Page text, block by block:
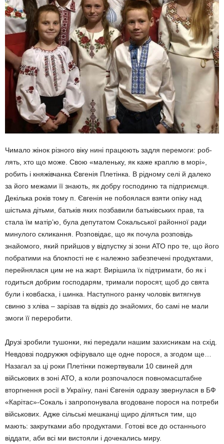
Чимало жінок різного віку нині працюють задля перемоги: роб­
лять, хто що може. Свою «малень­ку, як каже краплю в морі»,
робить і кня­жівчанка Євгенія Плетінка. В рідно­му селі й далеко
за його ме­жами її знають, як добру господиню та під­приємця.
Декілька років тому п. Єв­генія не побоялася взяти опіку над
шістьма дітьми, батьків яких позба­вили батьківських прав, та
стала їм матір’ю, була депутатом Сокальсь­кої районної ради
мину­лого скли­кання. Розповідає, що як почула розповідь
знайомого, який прийшов у відпустку зі зони АТО про те, що його
побратими на блокпості не є належно забезпечені продуктами,
перейнялася цим не на жарт. Вирі­шила їх підтримати, бо як і
годиться добрим господа­рям, тримали поро­сят, щоб до свя­та
були і ковбаска, і шинка. Наступ­ного ранку чоловік витягнув
свиню з хліва – зарізав та відвіз до зна­йомих, бо самі не мали
змоги її переробити.
Друзі зробили тушонки, які пере­дали нашим захисникам на схід.
Невдовзі подружжя офірувало ще одне порося, а згодом ще…
Наза­гал за ці роки Плетінки пожертвува­ли 10 свиней для
військових в зоні АТО, а коли розпочалося повно­масштабне
вторгнення росії в Ук­раїну, пані Євгенія одразу зверну­лася в БФ
«Карітас»-Сокаль і запропонува­ла вгодоване порося на потреби
військових. Адже сіль­ські мешканці щиро діляться тим, що
мають: за­крутками або продук­тами. Готові все до останнього
від­дати, аби всі ми вистояли і дочека­лись миру.